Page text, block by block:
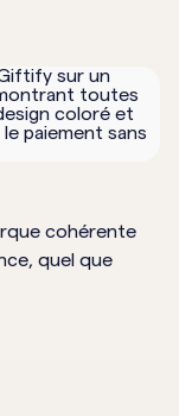
cohérente
quel que